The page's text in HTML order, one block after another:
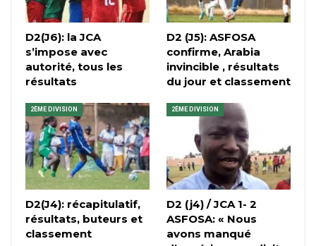
D2(J6): la JCA
s’impose avec
autorité, tous les
résultats
D2 (J5): ASFOSA
confirme, Arabia
invincible , résultats
du jour et classement
2ÈME DIVISION
D2(J4): récapitulatif,
résultats, buteurs et
classement
2ÈME DIVISION
D2 (j4) / JCA 1- 2
ASFOSA: « Nous
avons manqué